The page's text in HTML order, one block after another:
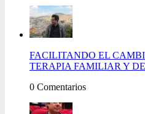
FACILITANDO EL
TERAPIA FAMILIAR Y
0 Comentarios